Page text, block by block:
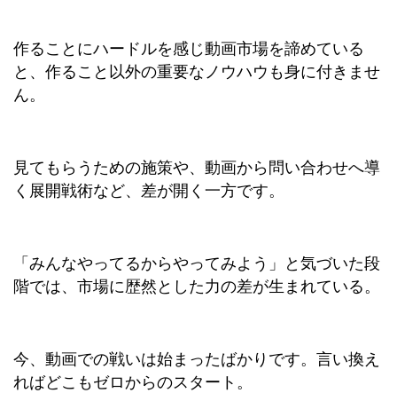
作ることにハードルを感じ動画市場を諦めている
と、作ること以外の重要なノウハウも身に付きませ
ん。
見てもらうための施策や、動画から問い合わせへ導
く展開戦術など、差が開く一方です。
「みんなやってるからやってみよう」と気づいた段
階では、市場に歴然とした力の差が生まれている。
今、動画での戦いは始まったばかりです。言い換え
ればどこもゼロからのスタート。